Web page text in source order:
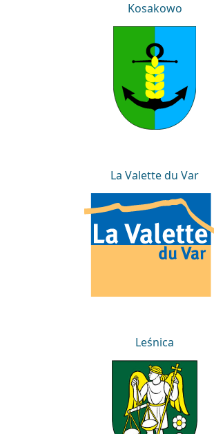
Kosakowo
La Valette du Var
Leśnica
Leśnica